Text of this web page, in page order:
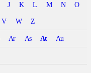
J K L M N O
V W Z
Ar As At Au